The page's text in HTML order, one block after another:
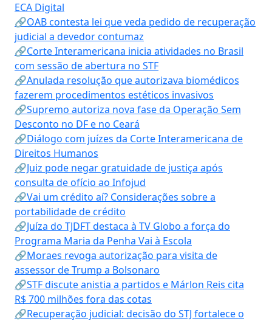
ECA Digital
🔗OAB contesta lei que veda pedido de recuperação
judicial a devedor contumaz
🔗Corte Interamericana inicia atividades no Brasil
com sessão de abertura no STF
🔗Anulada resolução que autorizava biomédicos
fazerem procedimentos estéticos invasivos
🔗Supremo autoriza nova fase da Operação Sem
Desconto no DF e no Ceará
🔗Diálogo com juízes da Corte Interamericana de
Direitos Humanos
🔗Juiz pode negar gratuidade de justiça após
consulta de ofício ao Infojud
🔗Vai um crédito aí? Considerações sobre a
portabilidade de crédito
🔗Juíza do TJDFT destaca à TV Globo a força do
Programa Maria da Penha Vai à Escola
🔗Moraes revoga autorização para visita de
assessor de Trump a Bolsonaro
🔗STF discute anistia a partidos e Márlon Reis cita
R$ 700 milhões fora das cotas
🔗Recuperação judicial: decisão do STJ fortalece o